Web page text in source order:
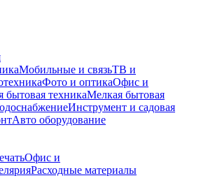
Мобильные и связьТВ и
Фото и оптикаОфис и
бытовая техникаМелкая бытовая
Инструмент и садовая
Авто оборудование
Офис и
Расходные материалы